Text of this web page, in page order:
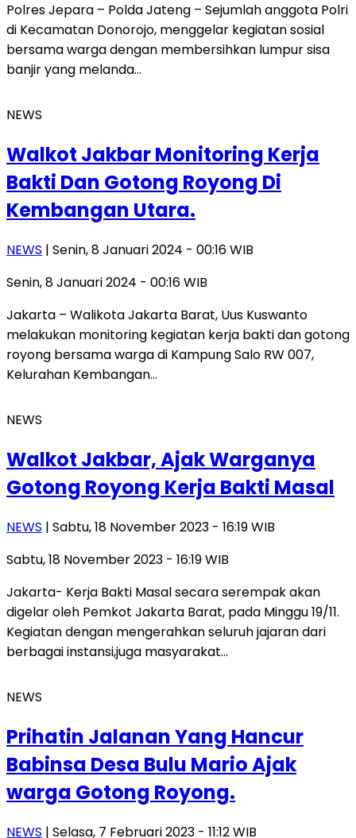
Polres Jepara – Polda Jateng – Sejumlah anggota Polri
di Kecamatan Donorojo, menggelar kegiatan sosial
bersama warga dengan membersihkan lumpur sisa
banjir yang melanda…
NEWS
Walkot Jakbar Monitoring Kerja
Bakti Dan Gotong Royong Di
Kembangan Utara.
NEWS | Senin, 8 Januari 2024 - 00:16 WIB
Senin, 8 Januari 2024 - 00:16 WIB
Jakarta – Walikota Jakarta Barat, Uus Kuswanto
melakukan monitoring kegiatan kerja bakti dan gotong
royong bersama warga di Kampung Salo RW 007,
Kelurahan Kembangan…
NEWS
Walkot Jakbar, Ajak Warganya
Gotong Royong Kerja Bakti Masal
NEWS | Sabtu, 18 November 2023 - 16:19 WIB
Sabtu, 18 November 2023 - 16:19 WIB
Jakarta- Kerja Bakti Masal secara serempak akan
digelar oleh Pemkot Jakarta Barat, pada Minggu 19/11.
Kegiatan dengan mengerahkan seluruh jajaran dari
berbagai instansi,juga masyarakat…
NEWS
Prihatin Jalanan Yang Hancur
Babinsa Desa Bulu Mario Ajak
warga Gotong Royong.
NEWS | Selasa, 7 Februari 2023 - 11:12 WIB